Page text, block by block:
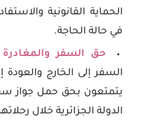
الحماية القانونية
في حالة الحاجة.
حق السفر
السفر إلى الخارج والعودة
يتمتعون بحق حمل جواز
الدولة الجزائرية خلال